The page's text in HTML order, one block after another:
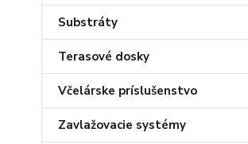
Substráty
Terasové dosky
Včelárske príslušenstvo
Zavlažovacie systémy